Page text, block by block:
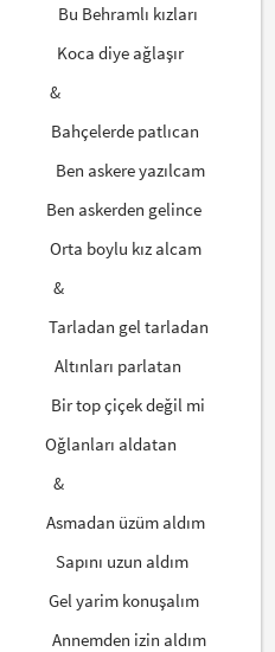
Behramlı kızları
Koca diye ağlaşır
patlıcan
askere yazılcam
askerden gelince
boylu kız alcam
gel tarladan
Altınları parlatan
top çiçek değil mi
aldatan
üzüm aldım
uzun aldım
yarim konuşalım
izin aldım